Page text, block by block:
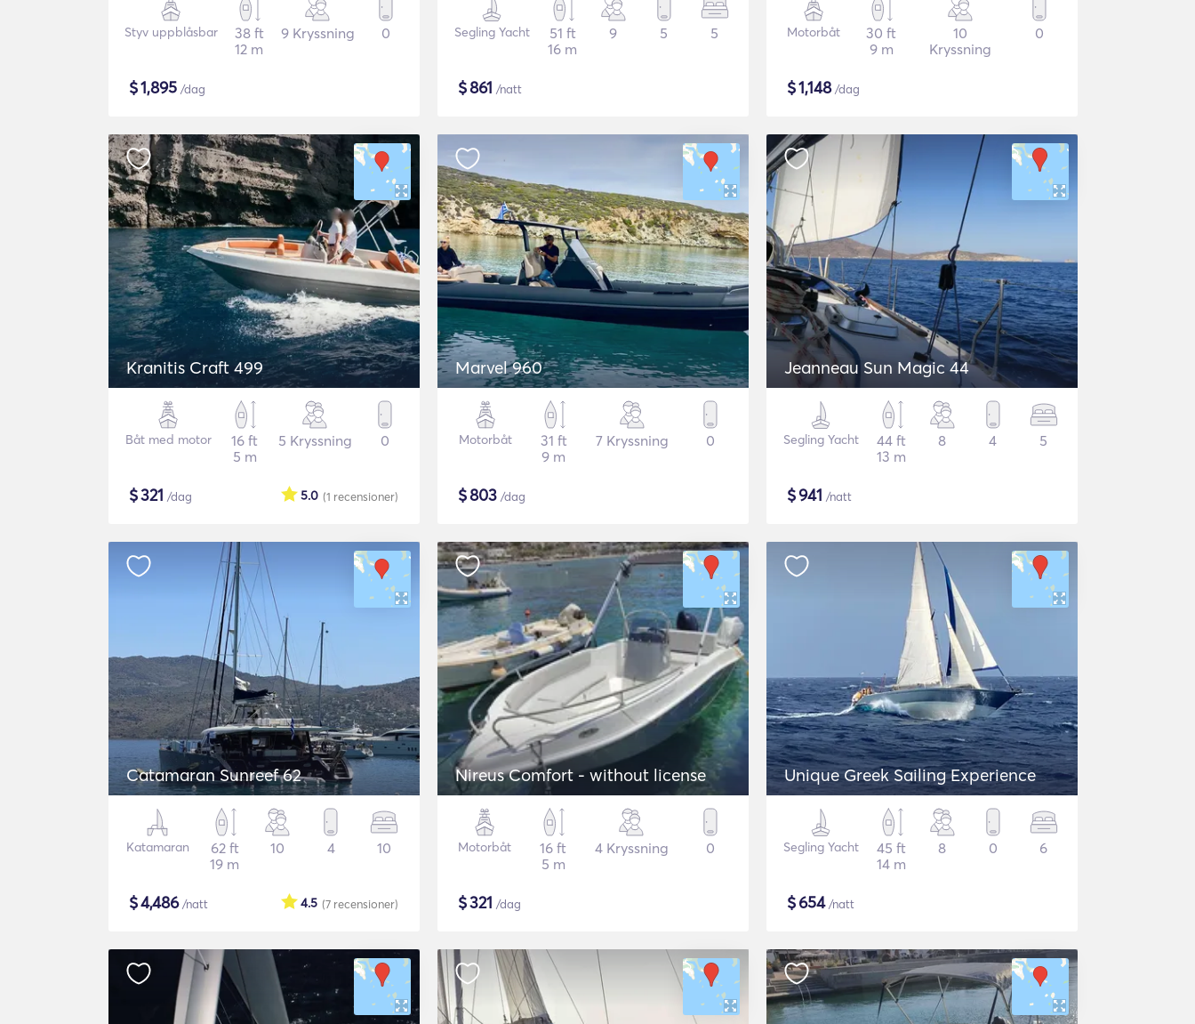
Styv uppblåsbar
38 ft
12 m
9 Kryssning 0
$1,895 /dag
Segling Yacht
51 ft
16 m
9 5 5
$861 /natt
Motorbåt
30 ft
9 m
10
Kryssning
0
$1,148/dag
Kranitis Craft 499
Båt med motor
16 ft
5 m
5 Kryssning 0
$321 /dag (1 recensioner)
5.0
Marvel 960
Motorbåt
31 ft
9 m
7 Kryssning 0
$803 /dag
Jeanneau Sun Magic 44
Segling Yacht
44 ft
13 m
8 4 5
$941 /natt
Catamaran Sunreef 62
Katamaran
62 ft
19 m
10 4 10
$4,486/natt (7 recensioner)
4.5
Nireus Comfort - without license
Motorbåt
16 ft
5 m
4 Kryssning 0
$321 /dag
Unique Greek Sailing Experience
Segling Yacht
45 ft
14 m
8 0 6
$654/natt